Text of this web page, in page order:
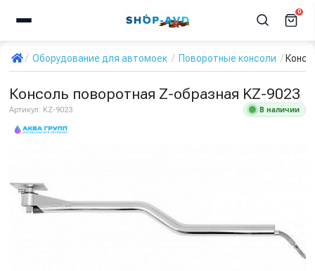
0
Оборудование для автомоек Поворотные консоли
Консоль поворотная Z-образная KZ-9023
Артикул: KZ-9023 В наличии